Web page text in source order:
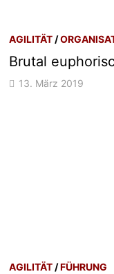
AGILITÄT /
Brutal
13. März 2019
AGILITÄT /FÜHRUNG